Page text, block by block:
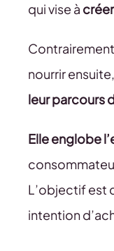
qui vise à
nourrir
leur parcours
Elle englobe
L’objectif est
intention